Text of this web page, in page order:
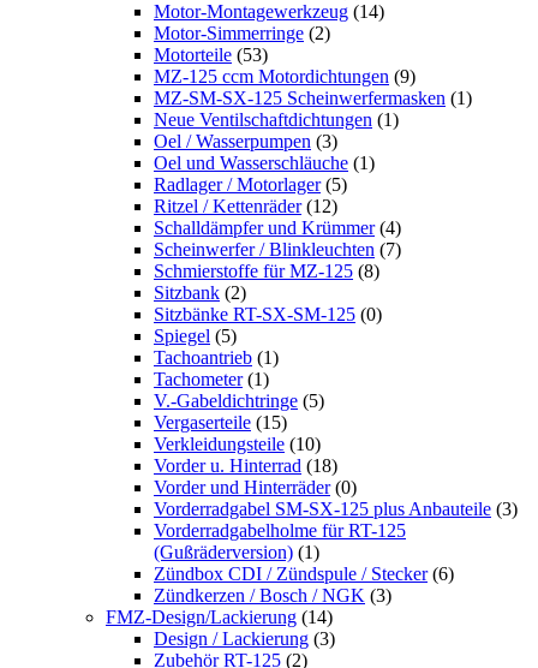
Motor-Montagewerkzeug (14)
Motor-Simmerringe (2)
Motorteile (53)
MZ-125 ccm Motordichtungen (9)
MZ-SM-SX-125 Scheinwerfermasken (1)
Neue Ventilschaftdichtungen (1)
Oel / Wasserpumpen (3)
Oel und Wasserschläuche (1)
Radlager / Motorlager (5)
Ritzel / Kettenräder (12)
Schalldämpfer und Krümmer (4)
Scheinwerfer / Blinkleuchten (7)
Schmierstoffe für MZ-125 (8)
Sitzbank (2)
Sitzbänke RT-SX-SM-125 (0)
Spiegel (5)
Tachoantrieb (1)
Tachometer (1)
V.-Gabeldichtringe (5)
Vergaserteile (15)
Verkleidungsteile (10)
Vorder u. Hinterrad (18)
Vorder und Hinterräder (0)
Vorderradgabel SM-SX-125 plus Anbauteile (3)
Vorderradgabelholme für RT-125
(Gußräderversion) (1)
Zündbox CDI / Zündspule / Stecker (6)
Zündkerzen / Bosch / NGK (3)
FMZ-Design/Lackierung (14)
Design / Lackierung (3)
Zubehör RT-125 (2)